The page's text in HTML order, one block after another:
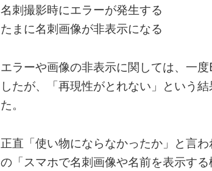
名刺撮影時にエラーが発生する
たまに名刺画像が非表示になる
エラーや画像の非表示に関しては、一
したが、「再現性がとれない」という
た。
正直「使い物にならなかったか」と言
の「スマホで名刺画像や名前を表示す